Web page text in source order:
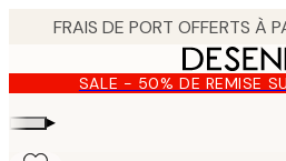
content.SALE - 50% DE REMISE
▸